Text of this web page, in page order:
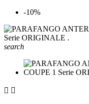
-10%
search
 